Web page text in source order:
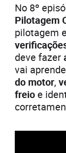
No 8º
Pilotagem
pilotagem
deve fazer
vai
do motor,
freio e